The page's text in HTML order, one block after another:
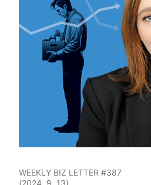
WEEKLY BIZ LETTER #387
(2024. 9. 13)